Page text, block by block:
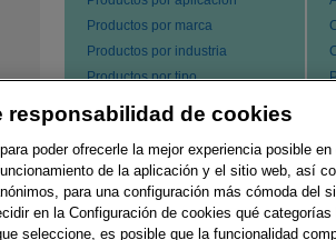
Productos por marca
Productos por industria
Productos por tipo
Hacer un pedido de nuestros
productos
Regulaciones Locales
responsabilidad de cookies
poder ofrecerle la mejor experiencia posible
de la aplicación y el sitio web, así
para una configuración más cómoda del
en la Configuración de cookies qué
seleccione, es posible que la funcionalidad